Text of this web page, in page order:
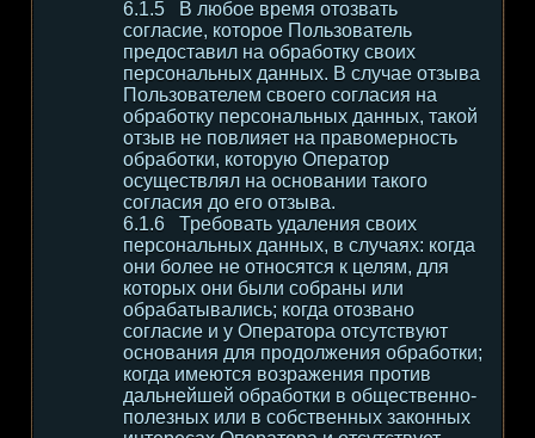
В любое время отозвать
согласие, которое Пользователь
предоставил на обработку своих
персональных данных. В случае отзыва
Пользователем своего согласия на
обработку персональных данных, такой
отзыв не повлияет на правомерность
обработки, которую Оператор
осуществлял на основании такого
согласия до его отзыва.
Требовать удаления своих
персональных данных, в случаях: когда
они более не относятся к целям, для
которых они были собраны или
обрабатывались; когда отозвано
согласие и у Оператора отсутствуют
основания для продолжения обработки;
когда имеются возражения против
дальнейшей обработки в общественно-
полезных или в собственных законных